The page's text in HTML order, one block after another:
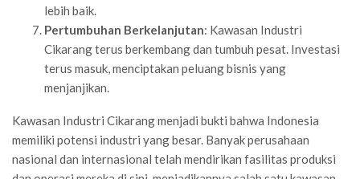
lebih baik.
Pertumbuhan Berkelanjutan: Kawasan Industri
Cikarang terus berkembang dan tumbuh pesat. Investasi
terus masuk, menciptakan peluang bisnis yang
menjanjikan.
Kawasan Industri Cikarang menjadi bukti bahwa Indonesia
memiliki potensi industri yang besar. Banyak perusahaan
nasional dan internasional telah mendirikan fasilitas produksi